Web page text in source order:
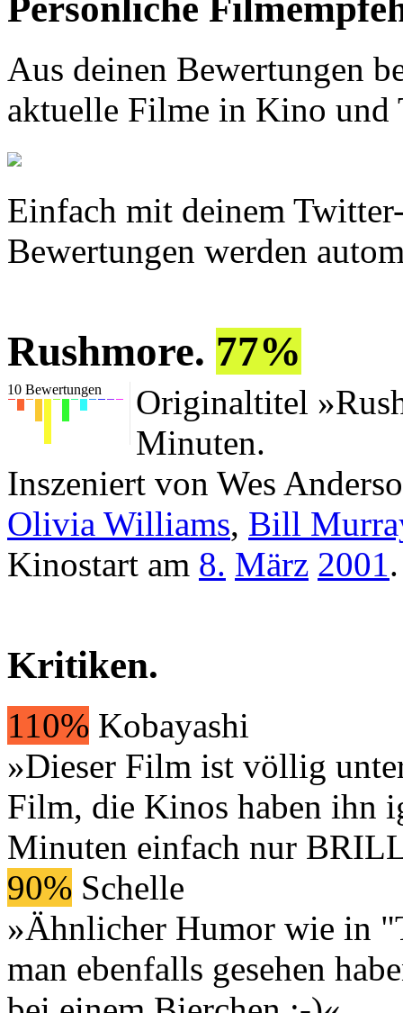
Persönliche
Aus deinen Bewertungen
aktuelle Filme in Kino und
Einfach mit deinem
Bewertungen werden
Rushmore. 77%
10 Bewertungen
Originaltitel
Minuten.
Inszeniert von Wes
Olivia Williams, Bill
Kinostart am 8. März 2001.
Kritiken.
110% Kobayashi
»Dieser Film ist völlig
Film, die Kinos haben ihn
Minuten einfach nur
90% Schelle
»Ähnlicher Humor wie in
man ebenfalls gesehen